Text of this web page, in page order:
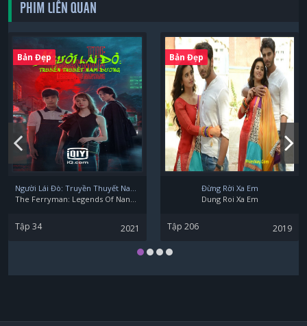
PHIM LIÊN QUAN
Bản Đẹp
Tập 34 2021
Bản Đẹp
Đừng Rời Xa Em
Dung Roi Xa Em
Tập 206 2019